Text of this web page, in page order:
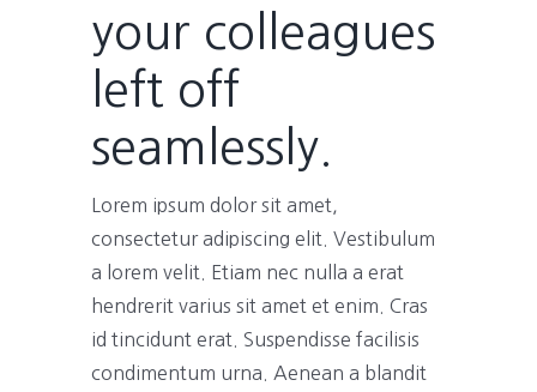
your colleagues
left off
seamlessly.
Lorem ipsum dolor sit amet,
consectetur adipiscing elit. Vestibulum
a lorem velit. Etiam nec nulla a erat
hendrerit varius sit amet et enim. Cras
id tincidunt erat. Suspendisse facilisis
condimentum urna. Aenean a blandit